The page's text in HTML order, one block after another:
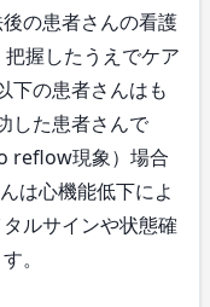
の患者さんの看護
握したうえでケア
下の患者さんはも
した患者さんで
reflow現象）場合
は心機能低下によ
ルサインや状態確
。